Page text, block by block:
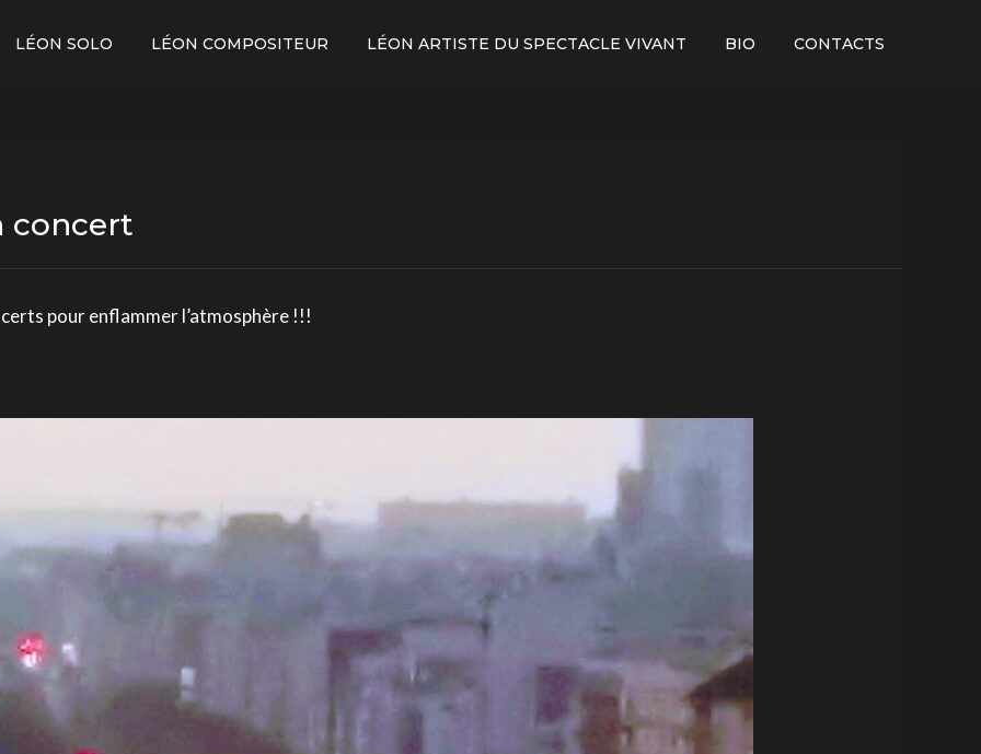
LÉON SOLO LÉON COMPOSITEUR LÉON ARTISTE DU SPECTACLE VIVANT BIO CONTACTS
concert
pour enflammer l’atmosphère !!!